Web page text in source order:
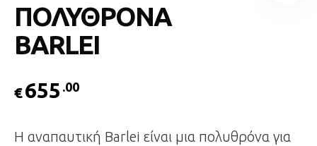
ΠΟΛΥΘΡΟΝΑ
BARLEI
€655 .00
Η αναπαυτική Barlei είναι μια πολυθρόνα για